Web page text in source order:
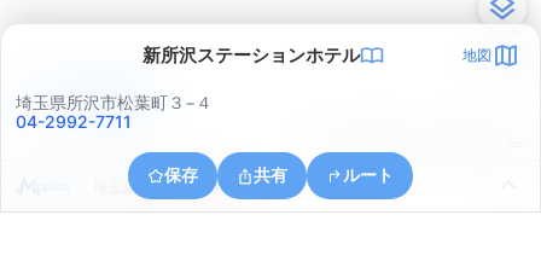
新所沢ステーションホテル 地図
埼玉県所沢市松葉町３−４
04-2992-7711
保存 共有 ルート
埼玉県狭山市大字水野
アプリで見る